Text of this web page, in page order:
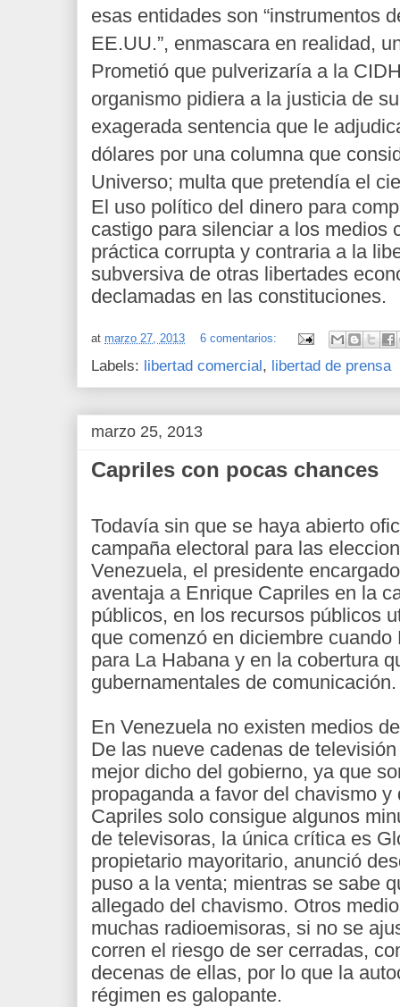
esas entidades son “instrumentos
EE.UU.”, enmascara en realidad,
Prometió que pulverizaría a la
organismo pidiera a la justicia de
exagerada sentencia que le
dólares por una columna que
Universo; multa que pretendía el
El uso político del dinero para
castigo para silenciar a los medios
práctica corrupta y contraria a la
subversiva de otras libertades
declamadas en las constituciones.
at marzo 27, 2013 6 comentarios:
Labels: libertad comercial, libertad de prensa
marzo 25, 2013
Capriles con pocas chances
Todavía sin que se haya abierto
campaña electoral para las
Venezuela, el presidente
aventaja a Enrique Capriles en la
públicos, en los recursos públicos
que comenzó en diciembre
para La Habana y en la cobertura
gubernamentales de comunicación.
En Venezuela no existen medios
De las nueve cadenas de
mejor dicho del gobierno, ya que
propaganda a favor del chavismo y
Capriles solo consigue algunos
de televisoras, la única crítica es
propietario mayoritario, anunció
puso a la venta; mientras se sabe
allegado del chavismo. Otros
muchas radioemisoras, si no se
corren el riesgo de ser cerradas,
decenas de ellas, por lo que la
régimen es galopante.